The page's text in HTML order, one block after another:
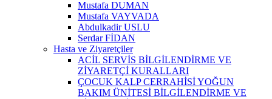
Mustafa DUMAN
Mustafa VAYVADA
Abdulkadir USLU
Serdar FİDAN
Hasta ve Ziyaretçiler
ACİL SERVİS BİLGİLENDİRME VE
ZİYARETÇİ KURALLARI
ÇOCUK KALP CERRAHİSİ YOĞUN
BAKIM ÜNİTESİ BİLGİLENDİRME VE